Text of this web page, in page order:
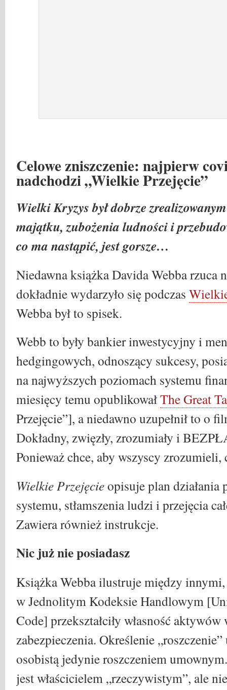
Celowe zniszczenie: najpierw
nadchodzi „Wielkie Przejęcie”
Wielki Kryzys był dobrze
majątku, zubożenia ludności i
co ma nastąpić, jest gorsze…
Niedawna książka Davida Webba rzuca
dokładnie wydarzyło się podczas
Webba był to spisek.
Webb to były bankier inwestycyjny i
hedgingowych, odnoszący sukcesy,
na najwyższych poziomach systemu
miesięcy temu opublikowałThe Great
Przejęcie”], a niedawno uzupełnił to o
Dokładny, zwięzły, zrozumiały i
Ponieważ chce, aby wszyscy zrozumieli,
Wielkie Przejęcieopisuje plan działania
systemu, stłamszenia ludzi i przejęcia
Zawiera również instrukcje.
Nic już nie posiadasz
Książka Webba ilustruje między
w Jednolitym Kodeksie Handlowym
Code] przekształciły własność
zabezpieczenia. Określenie „roszczenie”
osobistą jedynie roszczeniem
jest właścicielem „rzeczywistym”, ale